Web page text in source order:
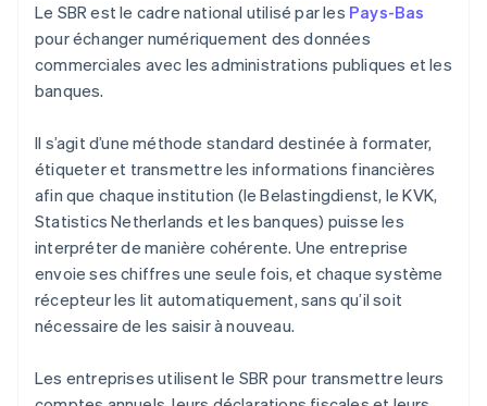
Le SBR est le cadre national utilisé par les Pays-Bas
pour échanger numériquement des données
commerciales avec les administrations publiques et les
banques.
Il s’agit d’une méthode standard destinée à formater,
étiqueter et transmettre les informations financières
afin que chaque institution (le Belastingdienst, le KVK,
Statistics Netherlands et les banques) puisse les
interpréter de manière cohérente. Une entreprise
envoie ses chiffres une seule fois, et chaque système
récepteur les lit automatiquement, sans qu’il soit
nécessaire de les saisir à nouveau.
Les entreprises utilisent le SBR pour transmettre leurs